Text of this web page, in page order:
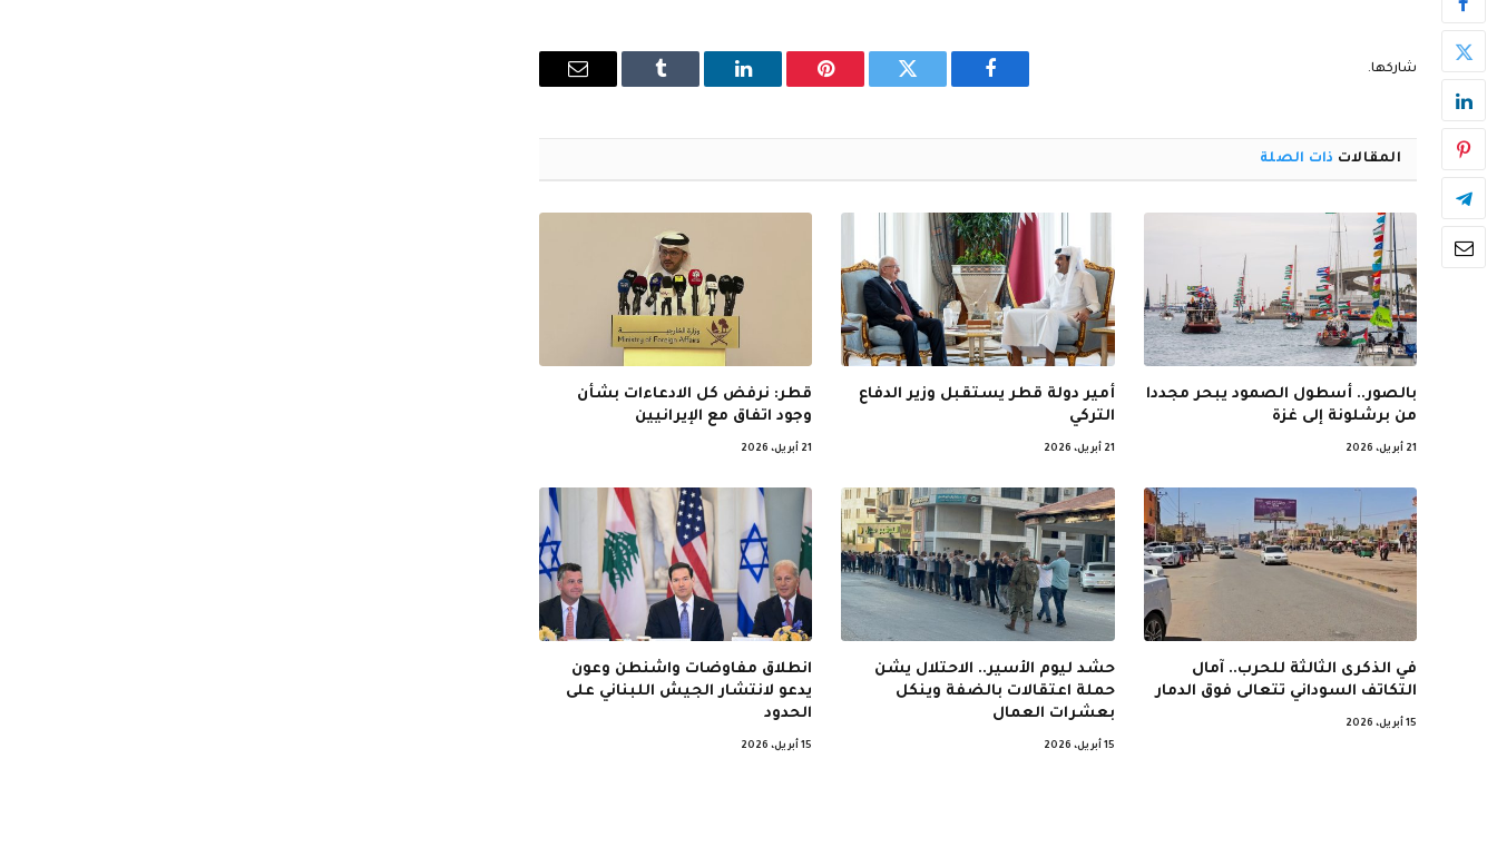
شاركها.
فيسبوك تويتر بينتيريستلينكدإن Tumblr
البريد
المقالات ذات الصلة
بالصور.. أسطول الصمود يبحر مجددا
من برشلونة إلى غزة
21 أبريل، 2026
أمير دولة قطر يستقبل وزير الدفاع
التركي
21 أبريل، 2026
قطر: نرفض كل الادعاءات بشأن
وجود اتفاق مع الإيرانيين
21 أبريل، 2026
في الذكرى الثالثة للحرب.. آمال
التكاتف السوداني تتعالى فوق الدمار
15 أبريل، 2026
حشد ليوم الأسير.. الاحتلال يشن
حملة اعتقالات بالضفة وينكل
بعشرات العمال
15 أبريل، 2026
انطلاق مفاوضات واشنطن وعون
يدعو لانتشار الجيش اللبناني على
الحدود
15 أبريل، 2026